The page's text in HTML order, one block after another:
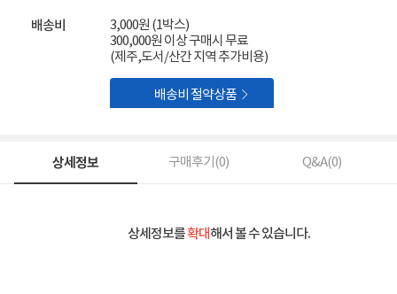
배송비
3,000원 (1박스)
300,000원 이상 구매시 무료
(제주,도서/산간 지역 추가비용)
배송비 절약상품 
상세정보 구매후기(0) Q&A(0)
상세정보를확대해서 볼 수 있습니다.